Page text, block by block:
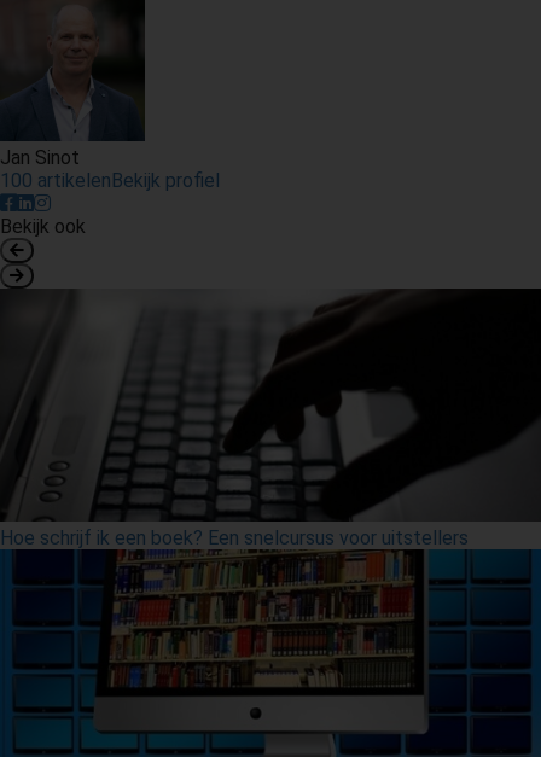
Jan Sinot
100 artikelenBekijk profiel
Bekijk ook
Hoe schrijf ik een boek? Een snelcursus voor uitstellers